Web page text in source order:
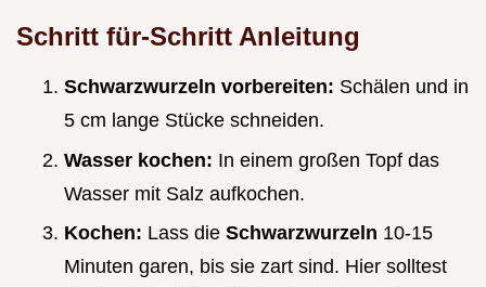
Schritt für-Schritt Anleitung
Schwarzwurzeln vorbereiten: Schälen und in
5 cm lange Stücke schneiden.
Wasser kochen: In einem großen Topf das
Wasser mit Salz aufkochen.
Kochen: Lass die Schwarzwurzeln 10-15
Minuten garen, bis sie zart sind. Hier solltest